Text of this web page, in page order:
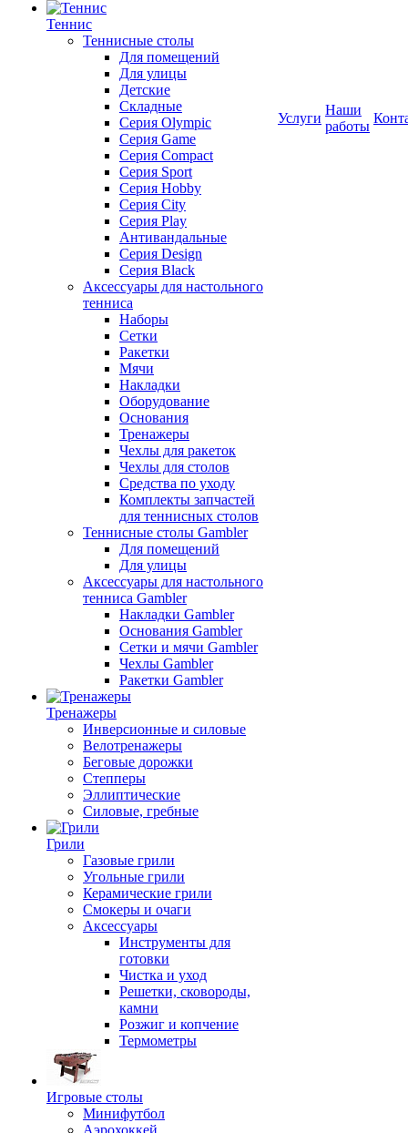
Теннис
Теннисные столы
Для помещений
Для улицы
Детские
Складные
Серия Olympic
Серия Game
Серия Compact
Серия Sport
Серия Hobby
Серия City
Серия Play
Антивандальные
Серия Design
Серия Black
Аксессуары для настольного
тенниса
Наборы
Сетки
Ракетки
Мячи
Накладки
Оборудование
Основания
Тренажеры
Чехлы для ракеток
Чехлы для столов
Средства по уходу
Комплекты запчастей
для теннисных столов
Теннисные столы Gambler
Для помещений
Для улицы
Аксессуары для настольного
тенниса Gambler
Накладки Gambler
Основания Gambler
Сетки и мячи Gambler
Чехлы Gambler
Ракетки Gambler
Тренажеры
Инверсионные и силовые
Велотренажеры
Беговые дорожки
Степперы
Эллиптические
Силовые, гребные
Грили
Газовые грили
Угольные грили
Керамические грили
Смокеры и очаги
Аксессуары
Инструменты для
готовки
Чистка и уход
Решетки, сковороды,
камни
Розжиг и копчение
Термометры
Игровые столы
Минифутбол
Аэрохоккей
Услуги
Наши
работы